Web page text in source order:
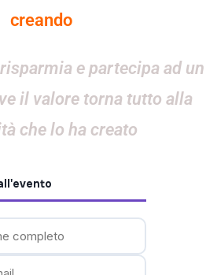
creando
risparmia e partecipa ad un
il valore torna tutto alla
che lo ha creato